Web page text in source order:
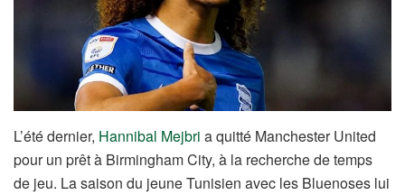
L’été dernier, Hannibal Mejbri a quitté Manchester United
pour un prêt à Birmingham City, à la recherche de temps
de jeu. La saison du jeune Tunisien avec les Bluenoses lui